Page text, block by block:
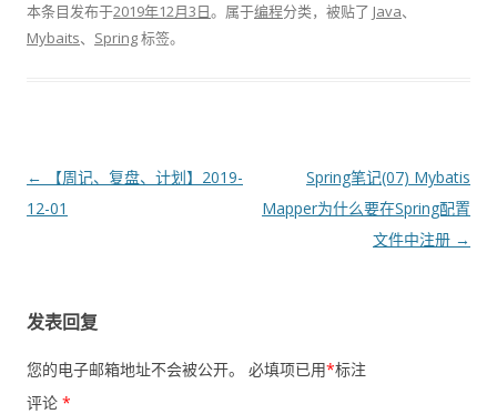
本条目发布于2019年12月3日。属于编程分类，被贴了 Java、
Mybaits、 Spring标签。
文
章
←
【周记、复盘、计划】2019-
12-01
Spring笔记(07) Mybatis
Mapper为什么要在Spring配置
文件中注册 →
发表回复
您的电子邮箱地址不会被公开。 必填项已用*标注
评论 *